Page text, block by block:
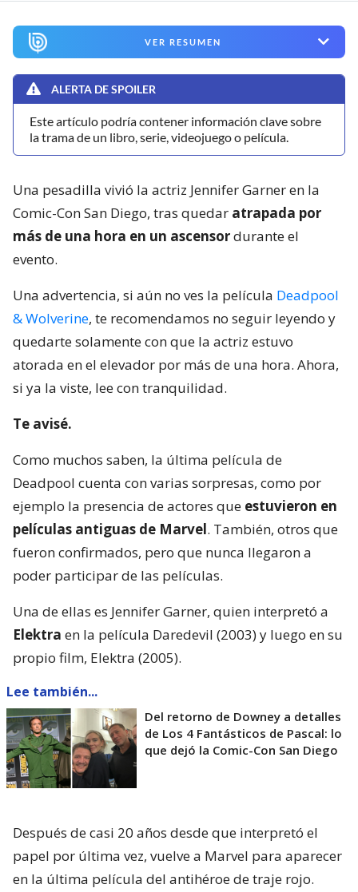
VER RESUMEN
ALERTA DE SPOILER
Este artículo podría contener información clave sobre
la trama de un libro, serie, videojuego o película.
Una pesadilla vivió la actriz Jennifer Garner en la
Comic-Con San Diego, tras quedar atrapada por
más de una hora en un ascensordurante el
evento.
Una advertencia, si aún no ves la película Deadpool
& Wolverine, te recomendamos no seguir leyendo y
quedarte solamente con que la actriz estuvo
atorada en el elevador por más de una hora. Ahora,
si ya la viste, lee con tranquilidad.
Te avisé.
Como muchos saben, la última película de
Deadpool cuenta con varias sorpresas, como por
ejemplo la presencia de actores que estuvieron en
películas antiguas de Marvel. También, otros que
fueron confirmados, pero que nunca llegaron a
poder participar de las películas.
Una de ellas es Jennifer Garner, quien interpretó a
Elektra en la película Daredevil (2003) y luego en su
propio film, Elektra (2005).
Lee también...
Del retorno de Downey a detalles
de Los 4 Fantásticos de Pascal: lo
que dejó la Comic-Con San Diego
Después de casi 20 años desde que interpretó el
papel por última vez, vuelve a Marvel para aparecer
en la última película del antihéroe de traje rojo.